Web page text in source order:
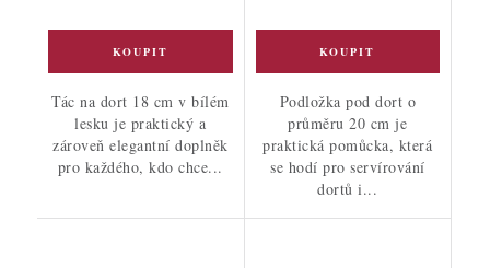
Tác na dort 18 cm v bílém
lesku je praktický a
zároveň elegantní doplněk
pro každého, kdo chce...
Podložka pod dort o
průměru 20 cm je
praktická pomůcka, která
se hodí pro servírování
dortů i...